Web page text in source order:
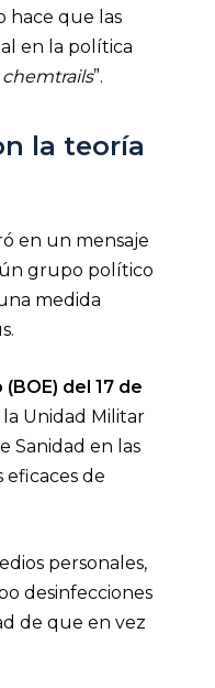
hace que las
en la política
chemtrails”.
la teoría
en un mensaje
grupo político
medida
del 17 de
la Unidad Militar
Sanidad en las
eficaces de
personales,
desinfecciones
de que en vez